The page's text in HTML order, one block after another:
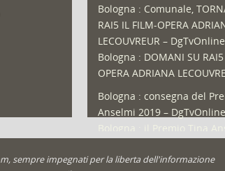
Bologna : Comunale,
RAI5 IL FILM-OPERA
LECOUVREUR –
Bologna : DOMANI SU
OPERA ADRIANA
Bologna : consegna del
Anselmi 2019 –
sempre impegnati per la liberta dell'informazione